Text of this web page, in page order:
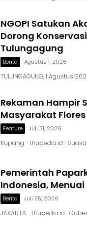
NGOPI Satukan
Dorong
Tulungagung
Berita Agustus 1, 2026
TULUNGAGUNG, 1 Agustus
Rekaman Hampir
Masyarakat
Feature Juli 31, 2026
Kupang –Urupedia.id-
Pemerintah
Indonesia,
Berita Juli 25, 2026
JAKARTA –Urupedia.id-